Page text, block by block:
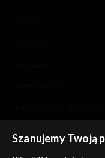
Szanujemy Twoją